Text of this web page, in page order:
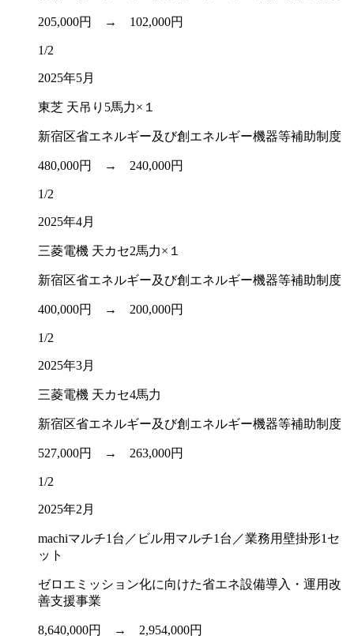
205,000円 → 102,000円
1/2
2025年5月
東芝 天吊り5馬力×１
新宿区省エネルギー及び創エネルギー機器等補助制度
480,000円 → 240,000円
1/2
2025年4月
三菱電機 天カセ2馬力×１
新宿区省エネルギー及び創エネルギー機器等補助制度
400,000円 → 200,000円
1/2
2025年3月
三菱電機 天カセ4馬力
新宿区省エネルギー及び創エネルギー機器等補助制度
527,000円 → 263,000円
1/2
2025年2月
machiマルチ1台／ビル用マルチ1台／業務用壁掛形1セ
ット
ゼロエミッション化に向けた省エネ設備導入・運用改
善支援事業
8,640,000円 → 2,954,000円